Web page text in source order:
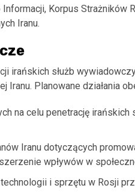
Korpus Strażników
Iranu.
irańskich służb
Iranu. Planowane działania
na celu penetrację irańskich
Iranu dotyczących
wpływów w
i sprzętu w Rosji